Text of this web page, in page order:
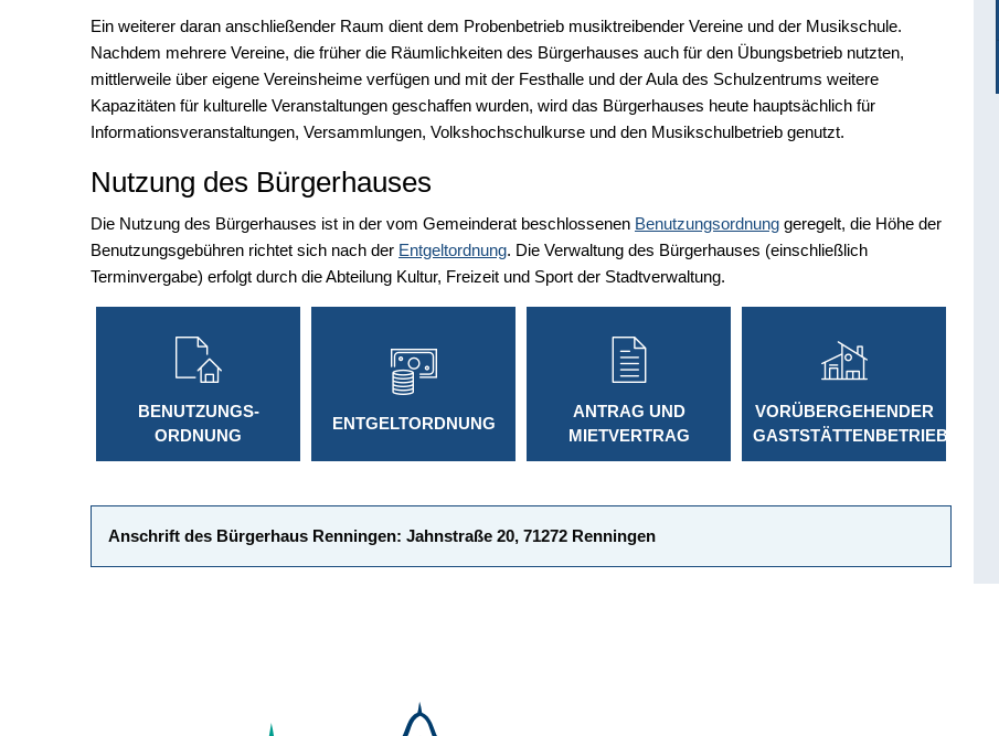
Ein weiterer daran anschließender Raum dient dem Probenbetrieb musiktreibender Vereine und der Musikschule.
Nachdem mehrere Vereine, die früher die Räumlichkeiten des Bürgerhauses auch für den Übungsbetrieb nutzten,
mittlerweile über eigene Vereinsheime verfügen und mit der Festhalle und der Aula des Schulzentrums weitere
Kapazitäten für kulturelle Veranstaltungen geschaffen wurden, wird das Bürgerhauses heute hauptsächlich für
Informationsveranstaltungen, Versammlungen, Volkshochschulkurse und den Musikschulbetrieb genutzt.
Nutzung des Bürgerhauses
Die Nutzung des Bürgerhauses ist in der vom Gemeinderat beschlossenen Benutzungsordnung geregelt, die Höhe der
Benutzungsgebühren richtet sich nach der Entgeltordnung. Die Verwaltung des Bürgerhauses (einschließlich
Terminvergabe) erfolgt durch die Abteilung Kultur, Freizeit und Sport der Stadtverwaltung.
BENUTZUNGS-
ORDNUNG
ENTGELTORDNUNG
ANTRAG UND
MIETVERTRAG
VORÜBERGEHENDER
GASTSTÄTTENBETRIEB
Anschrift des Bürgerhaus Renningen: Jahnstraße 20, 71272 Renningen